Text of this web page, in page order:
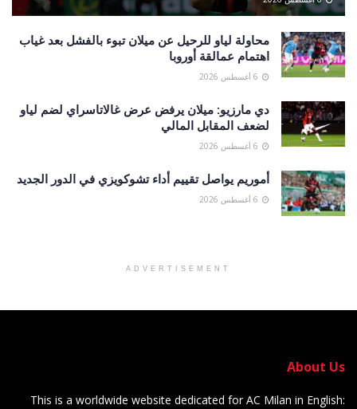
محاولة لياو للرحيل عن ميلان تبوء بالفشل بعد غياب
اهتمام عمالقة أوروبا
دي مارزيو: ميلان يرفض عرض غالاتاسراي لضم لياو
لضعف المقابل المالي
أموريم يواصل تقييم أداء تشوكويزي في الدور الجديد
ADVERTISEMENT
About Us
This is a worldwide website dedicated for AC Milan in English: